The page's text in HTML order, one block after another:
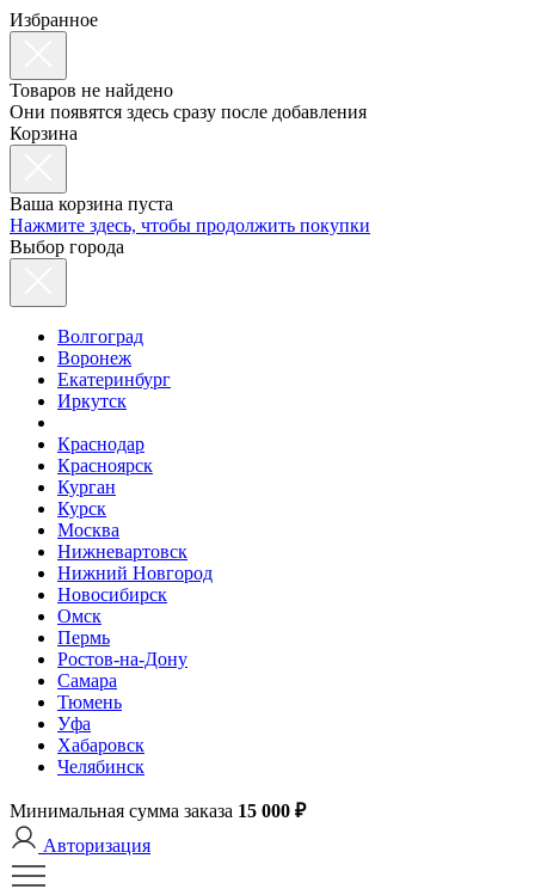
Избранное
Товаров не найдено
Они появятся здесь сразу после добавления
Корзина
Ваша корзина пуста
Нажмите здесь, чтобы продолжить покупки
Выбор города
Волгоград
Воронеж
Екатеринбург
Иркутск
Краснодар
Красноярск
Курган
Курск
Москва
Нижневартовск
Нижний Новгород
Новосибирск
Омск
Пермь
Ростов-на-Дону
Самара
Тюмень
Уфа
Хабаровск
Челябинск
Минимальная сумма заказа 15 000 ₽
Авторизация